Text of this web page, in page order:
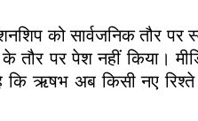
को सार्वजनिक तौर पर
पर पेश नहीं किया।
ऋषभ अब किसी नए